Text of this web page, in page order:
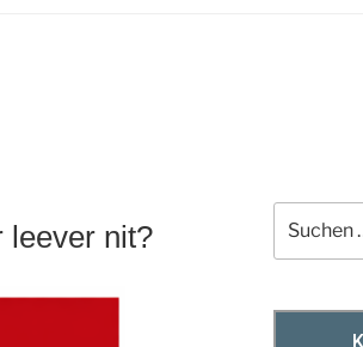
leever nit?
nach: